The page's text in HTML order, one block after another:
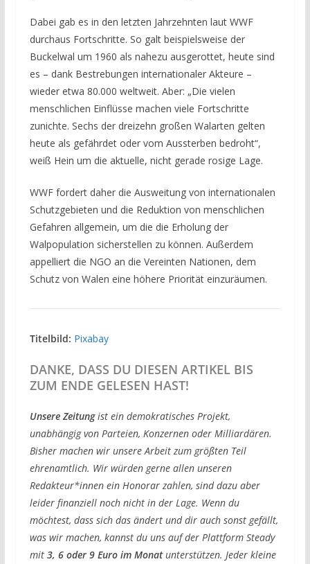
Dabei gab es in den letzten Jahrzehnten laut WWF
durchaus Fortschritte. So galt beispielsweise der
Buckelwal um 1960 als nahezu ausgerottet, heute sind
es – dank Bestrebungen internationaler Akteure –
wieder etwa 80.000 weltweit. Aber: „Die vielen
menschlichen Einflüsse machen viele Fortschritte
zunichte. Sechs der dreizehn großen Walarten gelten
heute als gefährdet oder vom Aussterben bedroht“,
weiß Hein um die aktuelle, nicht gerade rosige Lage.
WWF fordert daher die Ausweitung von internationalen
Schutzgebieten und die Reduktion von menschlichen
Gefahren allgemein, um die die Erholung der
Walpopulation sicherstellen zu können. Außerdem
appelliert die NGO an die Vereinten Nationen, dem
Schutz von Walen eine höhere Priorität einzuräumen.
Titelbild: Pixabay
DANKE, DASS DU DIESEN ARTIKEL BIS
ZUM ENDE GELESEN HAST!
Unsere Zeitungist ein demokratisches Projekt,
unabhängig von Parteien, Konzernen oder Milliardären.
Bisher machen wir unsere Arbeit zum größten Teil
ehrenamtlich. Wir würden gerne allen unseren
Redakteur*innen ein Honorar zahlen, sind dazu aber
leider finanziell noch nicht in der Lage. Wenn du
möchtest, dass sich das ändert und dir auch sonst gefällt,
was wir machen, kannst du uns auf der Plattform Steady
mit 3, 6 oder 9 Euro im Monatunterstützen. Jeder kleine